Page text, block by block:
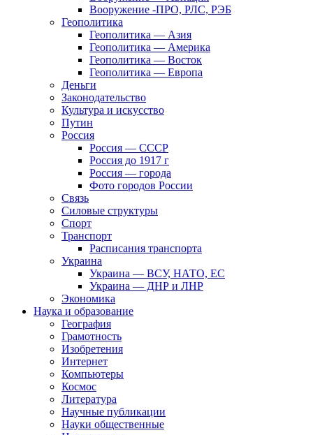
Вооружение -ПРО, РЛС, РЭБ
Геополитика
Геополитика — Азия
Геополитика — Америка
Геополитика — Восток
Геополитика — Европа
Деньги
Законодательство
Культура и искусство
Путин
Россия
Россия — СССР
Россия до 1917 г
Россия — города
Фото городов России
Связь
Силовые структуры
Спорт
Транспорт
Расписания транспорта
Украина
Украина — ВСУ, НАТО, ЕС
Украина — ДНР и ЛНР
Экономика
Наука и образование
География
Грамотность
Изобретения
Интернет
Компьютеры
Космос
Литература
Научные публикации
Науки общественные